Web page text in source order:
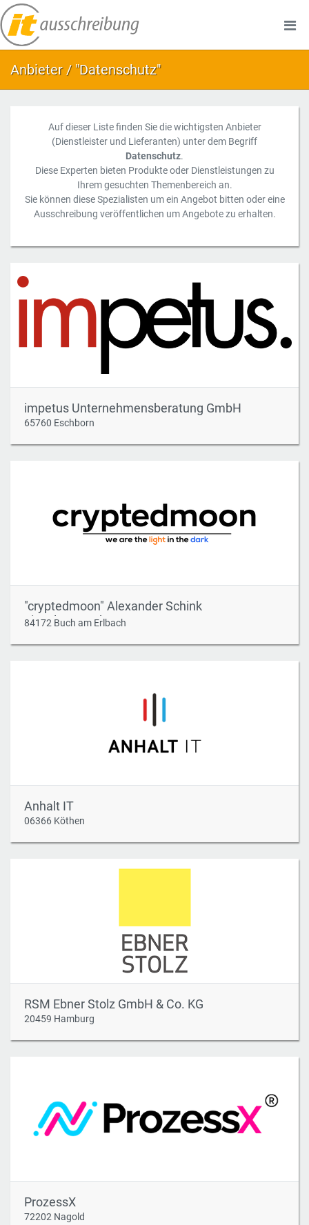
Anbieter / "Datenschutz"
Auf dieser Liste finden Sie die wichtigsten Anbieter
(Dienstleister und Lieferanten) unter dem Begriff
Datenschutz.
Diese Experten bieten Produkte oder Dienstleistungen zu
Ihrem gesuchten Themenbereich an.
Sie können diese Spezialisten um ein Angebot bitten oder eine
Ausschreibung veröffentlichen um Angebote zu erhalten.
impetus Unternehmensberatung GmbH
65760 Eschborn
"cryptedmoon" Alexander Schink
Einzelunternehmen
84172 Buch am Erlbach
Anhalt IT
06366 Köthen
RSM Ebner Stolz GmbH & Co. KG
20459 Hamburg
ProzessX
72202 Nagold